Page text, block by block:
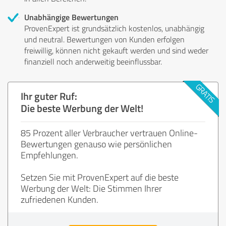
Unabhängige Bewertungen
ProvenExpert ist grundsätzlich kostenlos, unabhängig
und neutral. Bewertungen von Kunden erfolgen
freiwillig, können nicht gekauft werden und sind weder
finanziell noch anderweitig beeinflussbar.
Ihr guter Ruf:
Die beste Werbung der Welt!
85 Prozent aller Verbraucher vertrauen Online-
Bewertungen genauso wie persönlichen
Empfehlungen.
Setzen Sie mit ProvenExpert auf die beste
Werbung der Welt: Die Stimmen Ihrer
zufriedenen Kunden.